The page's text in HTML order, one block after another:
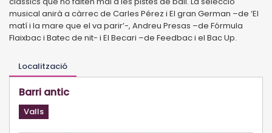
musical anirà a càrrec de Carles Pérez i El gran German –de ‘El
matí i la mare que el va parir’-, Andreu Presas –de Fórmula
Flaixbac i Batec de nit- i El Becari –de Feedbac i el Bac Up.
Localització
Barri antic
Valls